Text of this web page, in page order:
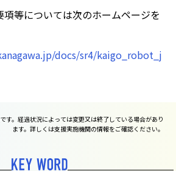
等については次のホームページを
docs/sr4/kaigo_robot_j
す。経過状況によっては変更又は終了している場合があり
ます。詳しくは支援実施機関の情報をご確認ください。